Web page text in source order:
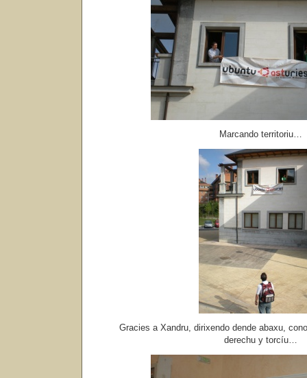
Marcando territoriu…
Gracies a Xandru, dirixendo dende abaxu,
derechu y torcíu…